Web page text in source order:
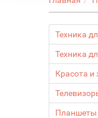
Техника
Техника
Красота и
Планшеты